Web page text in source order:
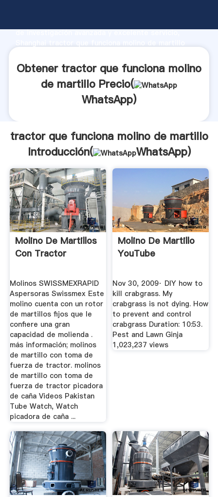
de investigación avanzada y excelente servicio,
clientes.
Obtener tractor que funciona molino
de martillo Precio(
WhatsApp)
tractor que funciona molino de martillo
Introducción(
WhatsApp)
Molino De Martillos
Con Tractor
Molinos SWISSMEXRAPID
Aspersoras Swissmex Este
molino cuenta con un rotor
de martillos fijos que le
confiere una gran
capacidad de molienda .
más información; molinos
de martillo con toma de
fuerza de tractor. molinos
de martillo con toma de
fuerza de tractor picadora
de caña Videos Pakistan
Tube Watch, Watch
picadora de caña ...
Molino De Martillo
YouTube
Nov 30, 2009· DIY how to
kill crabgrass. My
crabgrass is not dying. How
to prevent and control
crabgrass Duration: 10:53.
Pest and Lawn Ginja
1,023,237 views